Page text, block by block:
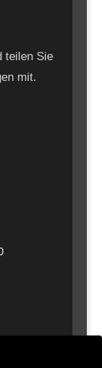
teilen Sie
mit.